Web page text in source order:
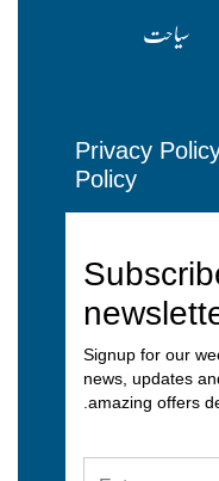
سیاحت
Privacy
Policy
Signup for our
news, updates
amazing offers